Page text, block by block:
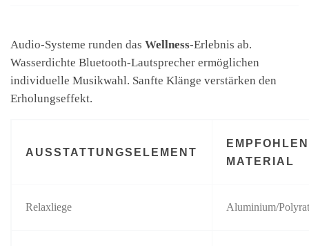
Audio-Systeme runden das Wellness-Erlebnis ab.
Wasserdichte Bluetooth-Lautsprecher ermöglichen
individuelle Musikwahl. Sanfte Klänge verstärken den
Erholungseffekt.
AUSSTATTUNGSELEMENT
MATERIAL
Relaxliege Aluminium/